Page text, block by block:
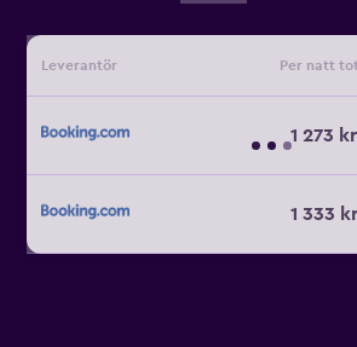
Leverantör Per natt
1 273 kr
1 333 kr